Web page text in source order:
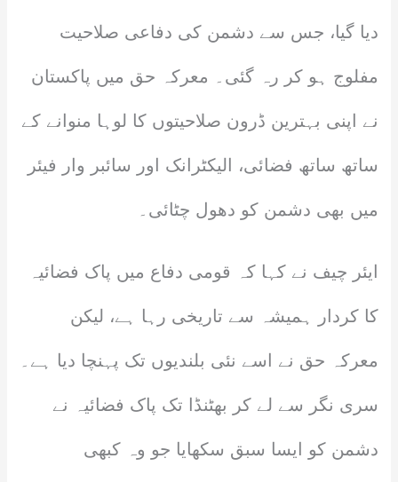
دیا گیا، جس سے دشمن کی دفاعی صلاحیت
مفلوج ہو کر رہ گئی۔ معرکہ حق میں پاکستان
نے اپنی بہترین ڈرون صلاحیتوں کا لوہا منوانے کے
ساتھ ساتھ فضائی، الیکٹرانک اور سائبر وار فیئر
میں بھی دشمن کو دھول چٹائی۔
ایئر چیف نے کہا کہ قومی دفاع میں پاک فضائیہ
کا کردار ہمیشہ سے تاریخی رہا ہے، لیکن
معرکہ حق نے اسے نئی بلندیوں تک پہنچا دیا ہے۔
سری نگر سے لے کر بھٹنڈا تک پاک فضائیہ نے
دشمن کو ایسا سبق سکھایا جو وہ کبھی